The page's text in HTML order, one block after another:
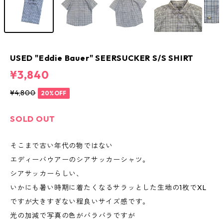
USED "Eddie Bauer" SEERSUCKER S/S SHIRT
¥3,840
¥4,800 20%OFF
SOLD OUT
そこまで古い年代の物ではない
エディーバウアーのシアサッカーシャツ。
シアサッカーらしい、
いかにも暑い時期に着たくなるサラッとした生地の1枚でXL
ですが大きすぎない程良いサイズ感です。
光の加減で写真の色がバラバラですが